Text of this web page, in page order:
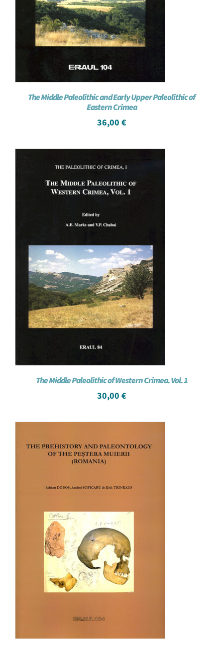
The Middle Paleolithic and Early Upper Paleolithic of
Eastern Crimea
36,00 €
The Middle Paleolithic of Western Crimea. Vol. 1
30,00 €